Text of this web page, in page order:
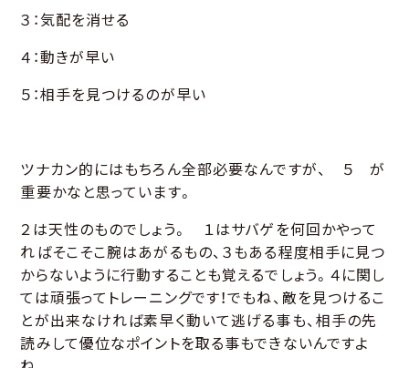
３：気配を消せる
４：動きが早い
５：相手を見つけるのが早い
ツナカン的にはもちろん全部必要なんですが、 ５ が
重要かなと思っています。
２は天性のものでしょう。 １はサバゲを何回かやって
ればそこそこ腕はあがるもの、３もある程度相手に見つ
からないように行動することも覚えるでしょう。４に関し
ては頑張ってトレーニングです！でもね、敵を見つけるこ
とが出来なければ素早く動いて逃げる事も、相手の先
読みして優位なポイントを取る事もできないんですよ